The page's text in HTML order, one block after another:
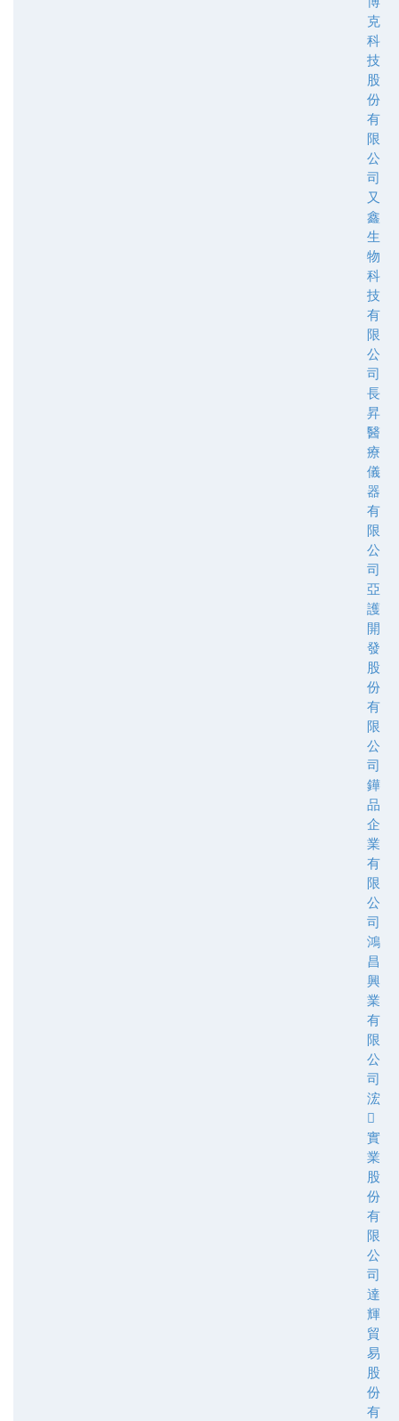
克
科
技
股
份
有
限
公
司
又
鑫
生
物
科
技
有
限
公
司
長
昇
醫
療
儀
器
有
限
公
司
亞
護
開
發
股
份
有
限
公
司
鏵
品
企
業
有
限
公
司
鴻
昌
興
業
有
限
公
司
浤

實
業
股
份
有
限
公
司
達
輝
貿
易
股
份
有